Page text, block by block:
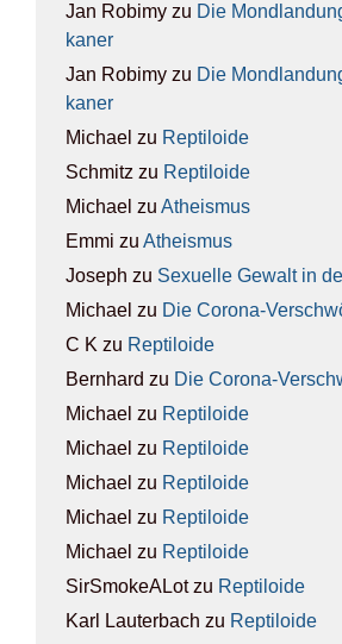
Jan Robimy zu Die
ka­ner
Jan Robimy zu Die
ka­ner
Michael zu Rep­ti­lo­ide
Schmitz zu Rep­ti­lo­ide
Michael zu Athe­is­mus
Emmi zu Athe­is­mus
Joseph zu Sexu­el­le Gewalt in
Michael zu Die Coro­na-
C K zu Rep­ti­lo­ide
Bernhard zu Die Coro­na-
Michael zu Rep­ti­lo­ide
Michael zu Rep­ti­lo­ide
Michael zu Rep­ti­lo­ide
Michael zu Rep­ti­lo­ide
Michael zu Rep­ti­lo­ide
SirSmokeALotzu Rep­ti­lo­ide
Karl Lauterbach zu Rep­ti­lo­ide